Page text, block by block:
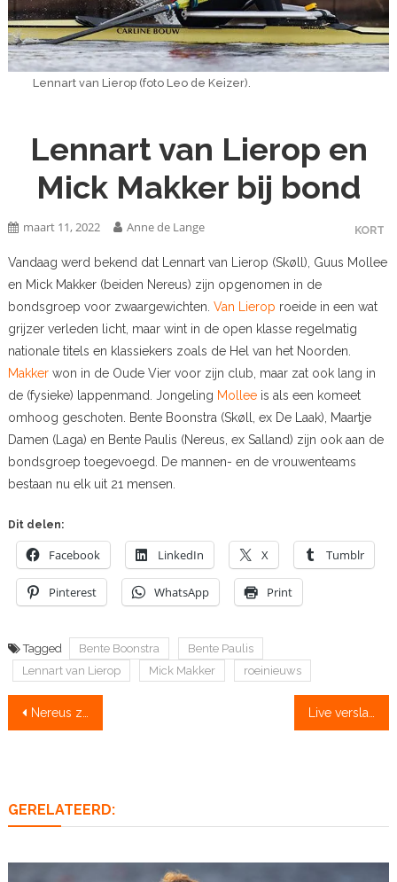
Lennart van Lierop (foto Leo de Keizer).
Lennart van Lierop en
Mick Makker bij bond
KORT
maart 11, 2022 Anne de Lange
Vandaag werd bekend dat Lennart van Lierop (Skøll), Guus Mollee
en Mick Makker (beiden Nereus) zijn opgenomen in de
bondsgroep voor zwaargewichten. Van Lierop roeide in een wat
grijzer verleden licht, maar wint in de open klasse regelmatig
nationale titels en klassiekers zoals de Hel van het Noorden.
Makkerwon in de Oude Vier voor zijn club, maar zat ook lang in
de (fysieke) lappenmand. Jongeling Molleeis als een komeet
omhoog geschoten. Bente Boonstra (Skøll, ex De Laak), Maartje
Damen (Laga) en Bente Paulis (Nereus, ex Salland) zijn ook aan de
bondsgroep toegevoegd. De mannen- en de vrouwenteams
bestaan nu elk uit 21 mensen.
Dit delen:
Facebook LinkedIn X Tumblr
Pinterest WhatsApp Print
Tagged Bente Boonstra
Bente Paulis
Lennart van Lierop
Mick Makker roeinieuws
Bericht
Nereus zwaar favoriet bij eigen vierkamp
GERELATEERD: